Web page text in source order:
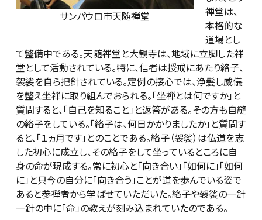
サンパウロ市天随禅堂
禅堂は、
本格的な
道場とし
て整備中である。天随禅堂と大観寺は、地域に立脚した禅
堂として活動されている。特に、信者は授戒にあたり絡子、
袈裟を自ら把針されている。定例の接心では、浄髪し威儀
を整え坐禅に取り組んでおられる。「坐禅とは何ですか」と
質問すると、「自己を知ること」と返答がある。その方も自縫
の絡子をしている。「絡子は、何日かかりましたか」と質問す
ると、「１ヵ月です」とのことである。絡子（袈裟）は仏道を志
した初心に成立し、その絡子をして坐っているところに自
身の命が現成する。常に初心と「向き合い」「如何に」「如何
に」と只今の自分に「向き合う」ことが道を歩んでいる姿で
あると参禅者から学ばせていただいた。絡子や袈裟の一針
一針の中に「命」の教えが刻み込まれていたのである。